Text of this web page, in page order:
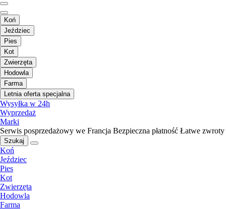
Koń
Jeździec
Pies
Kot
Zwierzęta
Hodowla
Farma
Letnia oferta specjalna
Wysyłka w 24h
Wyprzedaż
Marki
Serwis posprzedażowy we Francja Bezpieczna płatność Łatwe zwroty
Szukaj
Koń
Jeździec
Pies
Kot
Zwierzęta
Hodowla
Farma